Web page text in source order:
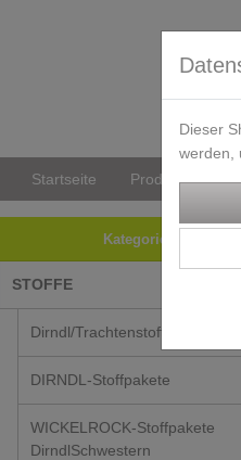
Startseite Produkte
Kategorien
STOFFE
Dirndl/Trachtenstoffe
DIRNDL-Stoffpakete
WICKELROCK-Stoffpakete
DirndlSchwestern
Dieser
werden,